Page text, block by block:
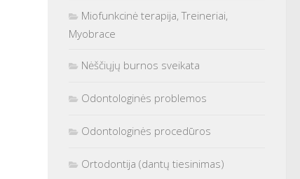
Miofunkcinė terapija, Treineriai,
Myobrace
Nėščiųjų burnos sveikata
Odontologinės problemos
Odontologinės procedūros
Ortodontija (dantų tiesinimas)